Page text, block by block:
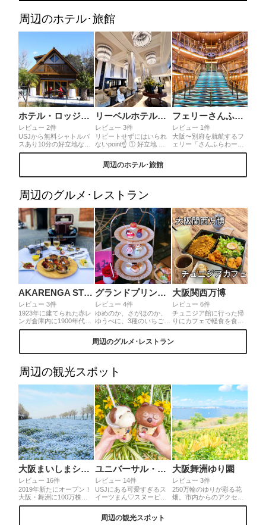
周辺のホテル･旅館
ホテル・ロッジ舞洲
レビュー 2件
USJから無料シャトルバ
スあり10分の好立地なの
に、こんな大自然が！？
最高♡紫陽花の季節は紫
い！併設する森とリルの
BBQ場は全天候型で自然
解放区や遊具充実の舞洲
緑地公園があって家族み
んなが楽しめる素敵ホテ
ルです。
リーベルホテル・アット・ユニバーサルスタジオジャパン
レビュー 3件
リピートせずにはいられ
ないpoint☝️ ① 好立地 桜
島駅前🚉②広い大浴場
RIVERSIDE SPA③眺望抜
群で広大なテラス④開放
的で広くて明るいレスト
ロビー⑥なのに...ハイコ
スパ！お部屋のタイプも
せて選べるので老若男女
にオススメ！私もまた絶
対リピートする♪
フェリーさんふらわー むらさき
レビュー 1件
大阪〜別府を就航するフ
ェリー「さんふらわーむ
らさき」の船内を少し紹
クションマッピングもあ
と。橋を下から見上げる
ことは船旅でないと体験
出来ませんね！住所は大
阪フェリーターミナルの
ものです。
周辺のホテル･旅館
周辺のグルメ･レストラン
AKARENGA STEAK HOUSE
レビュー 3件
1923年に建てられた赤レ
ンガ倉庫内に1900年代初
頭～の世界でも希少な車
トドア ライブキッチンが
気がおしゃれすぎます。
デートにも女子会にも使
グランドプリンスホテル大阪ベイ ロビーラウンジ
レビュー 4件
ゆめのか、さがほのか、
ゆうべに、3種のいちごに
焼き菓子やサンドウィッ
チが好きなだけ味わえて
幸せすぎるブッフェでし
た。アフタヌーンティー
足♡
大阪関西万博
レビュー 6件
チュニジア館に行った帰
りにカフェで軽食を食べ
たよ♡パビリオンに入ら
もらったら会計は中なの
でカフェだけ可能！雑貨
てどれも美味しかった
よ。アラブコーヒーは、
カップが手のひらより小
さく一口サイズ
周辺のグルメ･レストラン
周辺の観光スポット
大阪まいしまシーサイドパーク
レビュー 16件
2019年新たにオープン！
大阪・舞洲に100万株の
ネモフィラ畑が♡シーサ
ユニバーサル・スタジオ・ジャパン
レビュー 14件
USJにある可愛すぎるス
イーツまん♡スヌーピー
まん(カスタードクリー
ム).ティムまん(チョコク
リーム) 場所は違います
大阪舞洲ゆり園
レビュー 3件
250万輪のゆりが彩る花
畑。市内からのアクセス
も良く、気軽に楽しむこ
周辺の観光スポット